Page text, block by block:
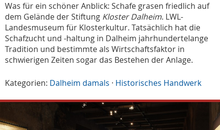
Was für ein schöner Anblick: Schafe grasen friedlich auf
dem Gelände der Stiftung Kloster Dalheim. LWL-
Landesmuseum für Klosterkultur. Tatsächlich hat die
Schafzucht und -haltung in Dalheim jahrhundertelange
Tradition und bestimmte als Wirtschaftsfaktor in
schwierigen Zeiten sogar das Bestehen der Anlage.
Kategorien: Dalheim damals · Historisches Handwerk